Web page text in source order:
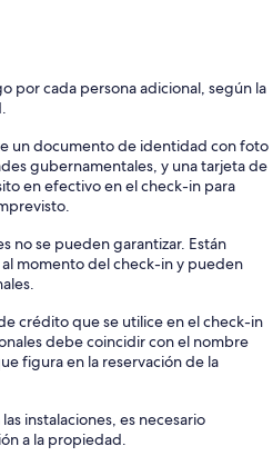
por cada persona adicional, según la
un documento de identidad con foto
gubernamentales, y una tarjeta de
en efectivo en el check-in para
no se pueden garantizar. Están
momento del check-in y pueden
crédito que se utilice en el check-in
debe coincidir con el nombre
figura en la reservación de la
instalaciones, es necesario
a la propiedad.